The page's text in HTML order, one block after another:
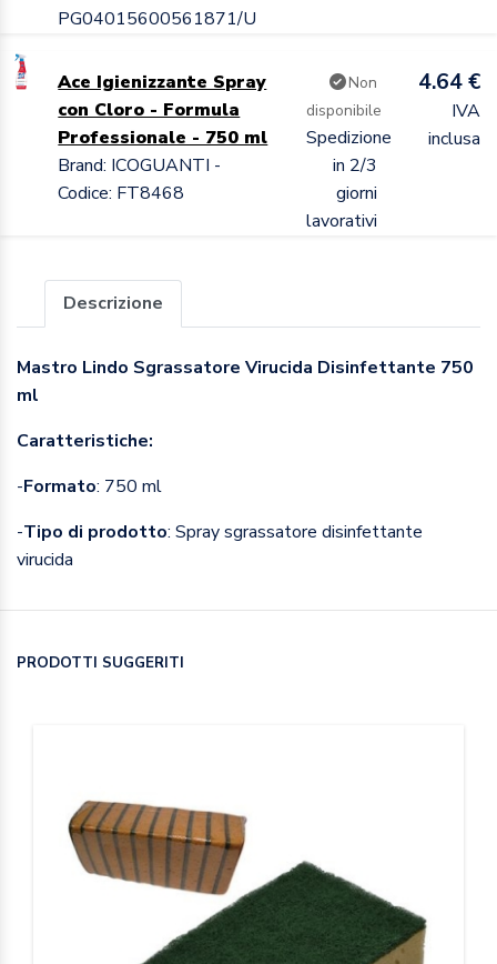
PG04015600561871/U
Ace Igienizzante Spray
con Cloro - Formula
Professionale - 750 ml
Brand: ICOGUANTI -
Codice: FT8468
Non
disponibile
Spedizione
in 2/3
giorni
lavorativi
4.64 €
IVA
inclusa
Descrizione
Mastro Lindo Sgrassatore Virucida Disinfettante 750
ml
Caratteristiche:
-Formato: 750 ml
-Tipo di prodotto: Spray sgrassatore disinfettante
virucida
PRODOTTI SUGGERITI